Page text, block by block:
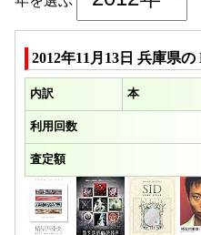
2012年11月13日 兵庫県の
内訳 本
利用回数
査定額